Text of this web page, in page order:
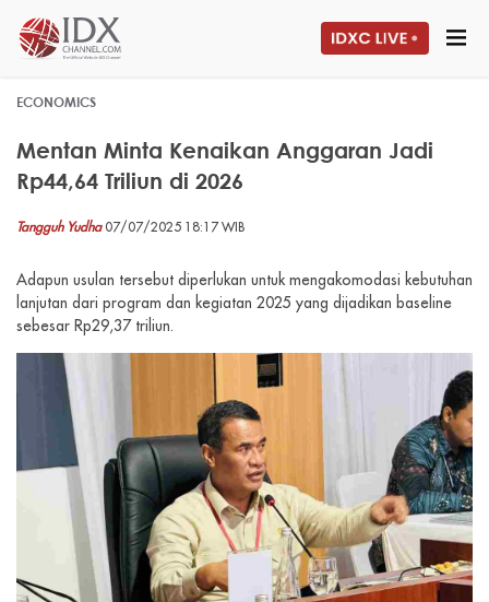
ECONOMICS
Mentan Minta Kenaikan Anggaran Jadi
Rp44,64 Triliun di 2026
Tangguh Yudha07/07/2025 18:17 WIB
Adapun usulan tersebut diperlukan untuk mengakomodasi kebutuhan
lanjutan dari program dan kegiatan 2025 yang dijadikan baseline
sebesar Rp29,37 triliun.